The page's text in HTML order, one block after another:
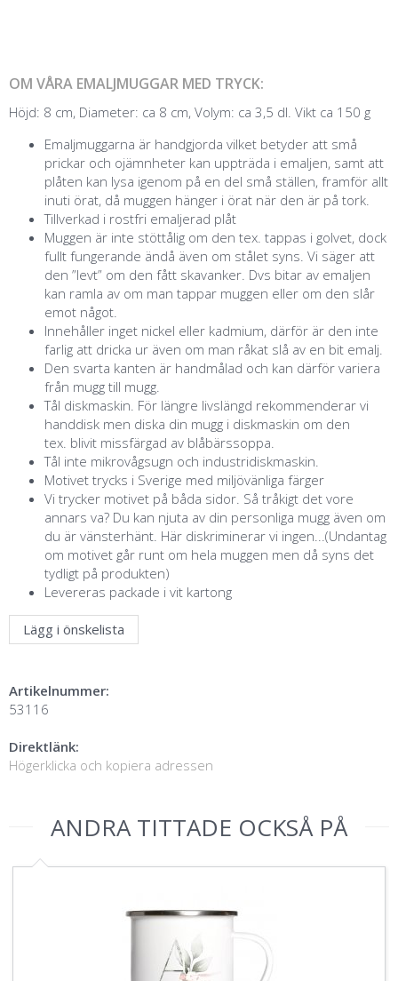
OM VÅRA EMALJMUGGAR MED TRYCK:
Höjd: 8 cm, Diameter: ca 8 cm, Volym: ca 3,5 dl. Vikt ca 150 g
Emaljmuggarna är handgjorda vilket betyder att små
prickar och ojämnheter kan uppträda i emaljen, samt att
plåten kan lysa igenom på en del små ställen, framför allt
inuti örat, då muggen hänger i örat när den är på tork.
Tillverkad i rostfri emaljerad plåt
Muggen är inte stöttålig om den tex. tappas i golvet, dock
fullt fungerande ändå även om stålet syns. Vi säger att
den ”levt” om den fått skavanker. Dvs bitar av emaljen
kan ramla av om man tappar muggen eller om den slår
emot något.
Innehåller inget nickel eller kadmium, därför är den inte
farlig att dricka ur även om man råkat slå av en bit emalj.
Den svarta kanten är handmålad och kan därför variera
från mugg till mugg.
Tål diskmaskin. För längre livslängd rekommenderar vi
handdisk men diska din mugg i diskmaskin om den
tex. blivit missfärgad av blåbärssoppa.
Tål inte mikrovågsugn och industridiskmaskin.
Motivet trycks i Sverige med miljövänliga färger
Vi trycker motivet på båda sidor. Så tråkigt det vore
annars va? Du kan njuta av din personliga mugg även om
du är vänsterhänt. Här diskriminerar vi ingen...(Undantag
om motivet går runt om hela muggen men då syns det
tydligt på produkten)
Levereras packade i vit kartong
Lägg i önskelista
Artikelnummer:
53116
Direktlänk:
Högerklicka och kopiera adressen
ANDRA TITTADE OCKSÅ PÅ